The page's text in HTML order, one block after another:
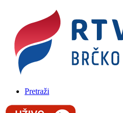
Pretraži